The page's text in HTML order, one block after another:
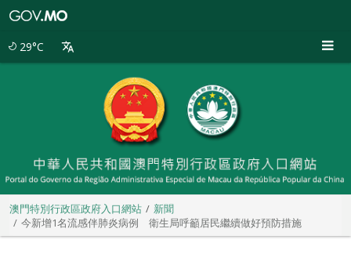
29°C
澳門特別行政區政府入口網站
新聞
今新增1名流感伴肺炎病例 衛生局呼籲居民繼續做好預防措施